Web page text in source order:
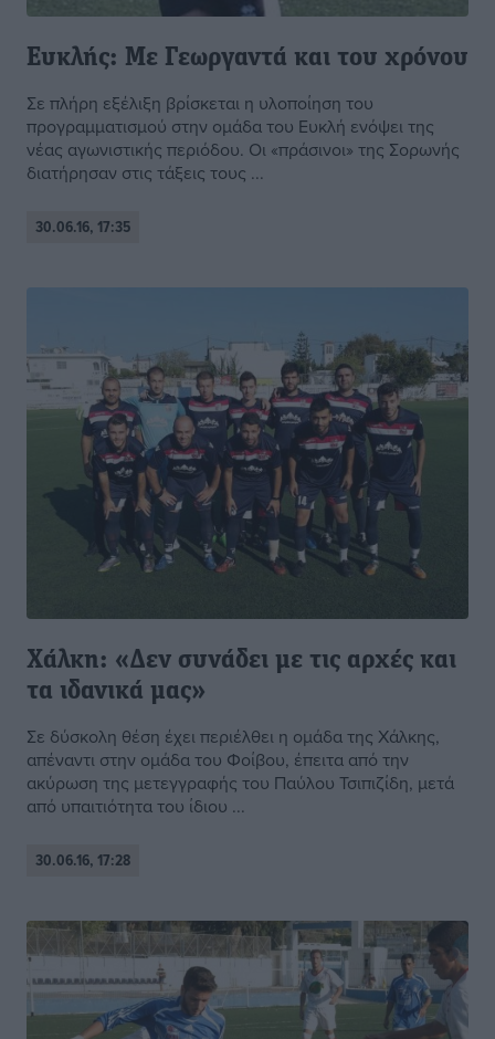
Ευκλής: Με Γεωργαντά και του χρόνου
Σε πλήρη εξέλιξη βρίσκεται η υλοποίηση του
προγραμματισμού στην ομάδα του Ευκλή ενόψει της
νέας αγωνιστικής περιόδου. Οι «πράσινοι» της Σορωνής
διατήρησαν στις τάξεις τους ...
30.06.16, 17:35
Χάλκη: «Δεν συνάδει με τις αρχές και
τα ιδανικά μας»
Σε δύσκολη θέση έχει περιέλθει η ομάδα της Χάλκης,
απέναντι στην ομάδα του Φοίβου, έπειτα από την
ακύρωση της μετεγγραφής του Παύλου Τσιπιζίδη, μετά
από υπαιτιότητα του ίδιου ...
30.06.16, 17:28